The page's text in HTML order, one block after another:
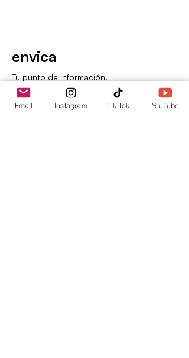
envica
Tu punto de información.
Email Instagram Tik Tok YouTube